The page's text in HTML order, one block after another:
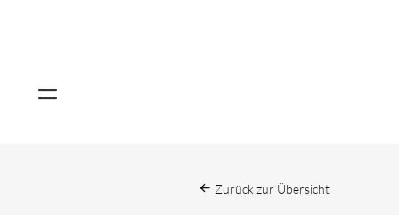
Zurück zur Übersicht